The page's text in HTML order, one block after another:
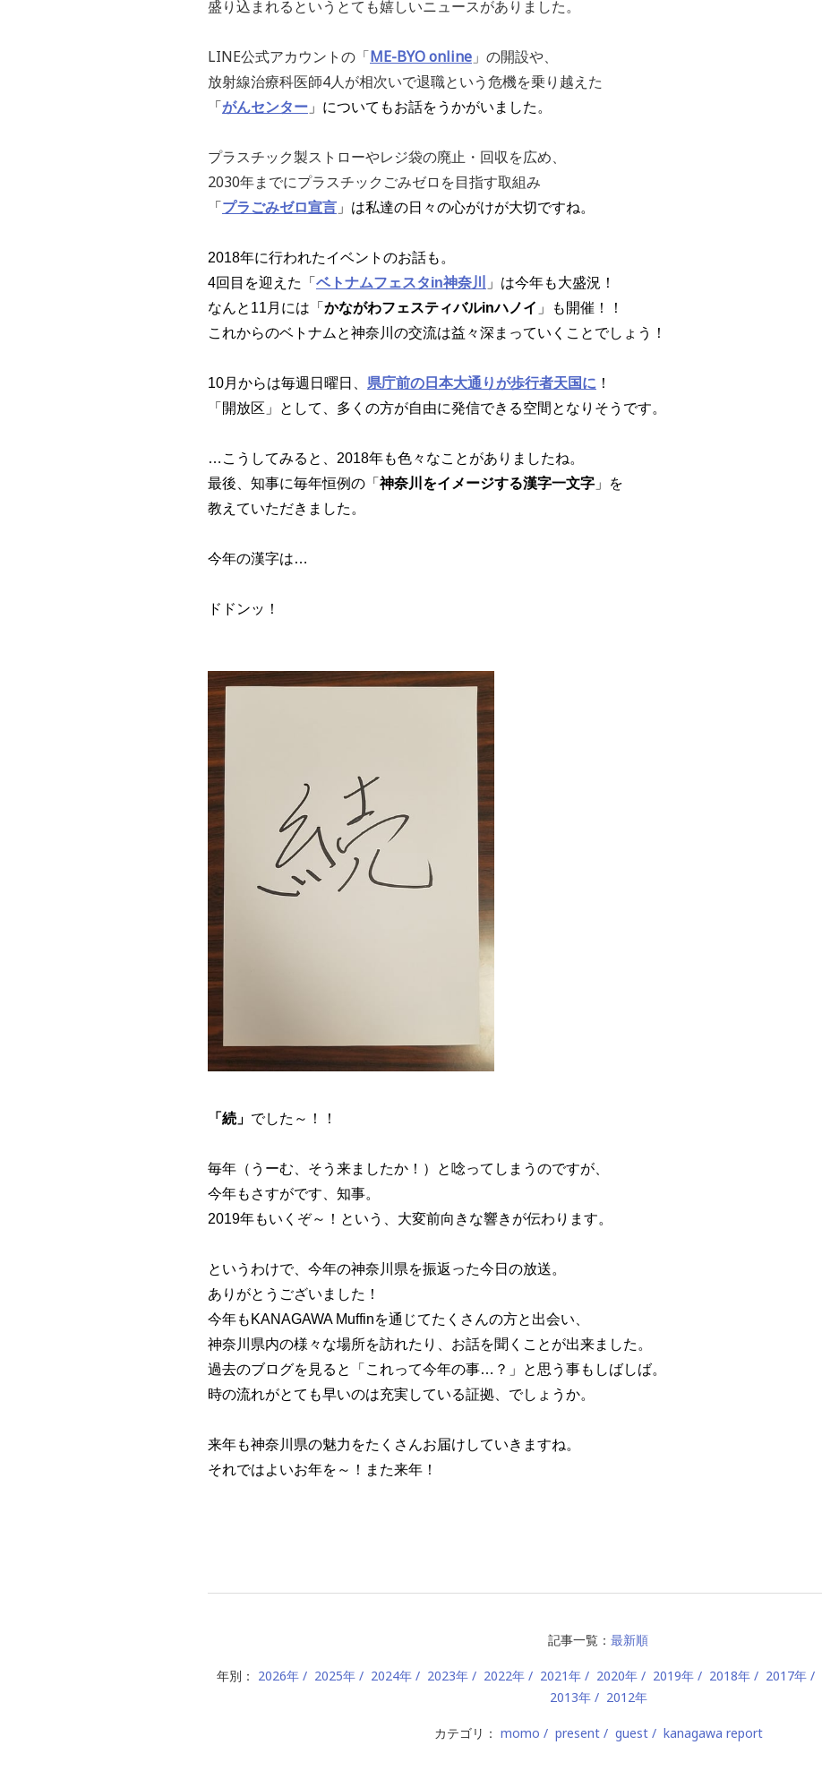
盛り込まれるというとても嬉しいニュースがありました。
LINE公式アカウントの「ME-BYO online 」の開設や、
放射線治療科医師4人が相次いで退職という危機を乗り越えた
「 がんセンター 」についてもお話をうかがいました。
プラスチック製ストローやレジ袋の廃止・回収を広め、
2030年までにプラスチックごみゼロを目指す取組み
「 プラごみゼロ宣言 」は私達の日々の心がけが大切ですね。
2018年に行われたイベントのお話も。
4回目を迎えた「 ベトナムフェスタin神奈川
」は今年も大盛況！
なんと11月には「 かながわフェスティバルinハノイ 」も開催！！
これからのベトナムと神奈川の交流は益々深まっていくことでしょう！
10月からは毎週日曜日、 県庁前の日本大通りが歩行者天国に ！
「開放区」として、多くの方が自由に発信できる空間となりそうです。
…こうしてみると、2018年も色々なことがありましたね。
最後、知事に毎年恒例の「神奈川をイメージする漢字一文字 」を
教えていただきました。
今年の漢字は…
ドドンッ！
「続」 でした～！！
毎年（うーむ、そう来ましたか！）と唸ってしまうのですが、
今年もさすがです、知事。
2019年もいくぞ～！という、大変前向きな響きが伝わります。
というわけで、今年の神奈川県を振返った今日の放送。
ありがとうございました！
今年もKANAGAWA Muffinを通じてたくさんの方と出会い、
神奈川県内の様々な場所を訪れたり、お話を聞くことが出来ました。
過去のブログを見ると「これって今年の事…？」と思う事もしばしば。
時の流れがとても早いのは充実している証拠、でしょうか。
来年も神奈川県の魅力をたくさんお届けしていきますね。
それではよいお年を～！また来年！
記事一覧： 最新順
年別： 2026年 2025年 2024年 2023年 2022年 2021年 2020年 2019年 2018年 2017年
2013年
2012年
カテゴリ： momo present guest kanagawa report